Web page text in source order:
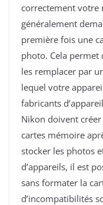
correctement votre
généralement
première fois une
photo. Cela permet
les remplacer par
lequel votre
fabricants
Nikon doivent
cartes mémoire
stocker les photos
d’appareils, il est
sans formater la
d’incompatibilités